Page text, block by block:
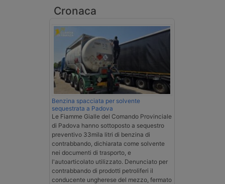
Cronaca
Benzina spacciata per solvente
sequestrata a Padova
Le Fiamme Gialle del Comando Provinciale
di Padova hanno sottoposto a sequestro
preventivo 33mila litri di benzina di
contrabbando, dichiarata come solvente
nei documenti di trasporto, e
l'autoarticolato utilizzato. Denunciato per
contrabbando di prodotti petroliferi il
conducente ungherese del mezzo, fermato